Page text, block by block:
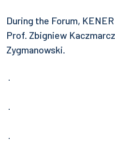
During the Forum,
Prof. Zbigniew
Zygmanowski.